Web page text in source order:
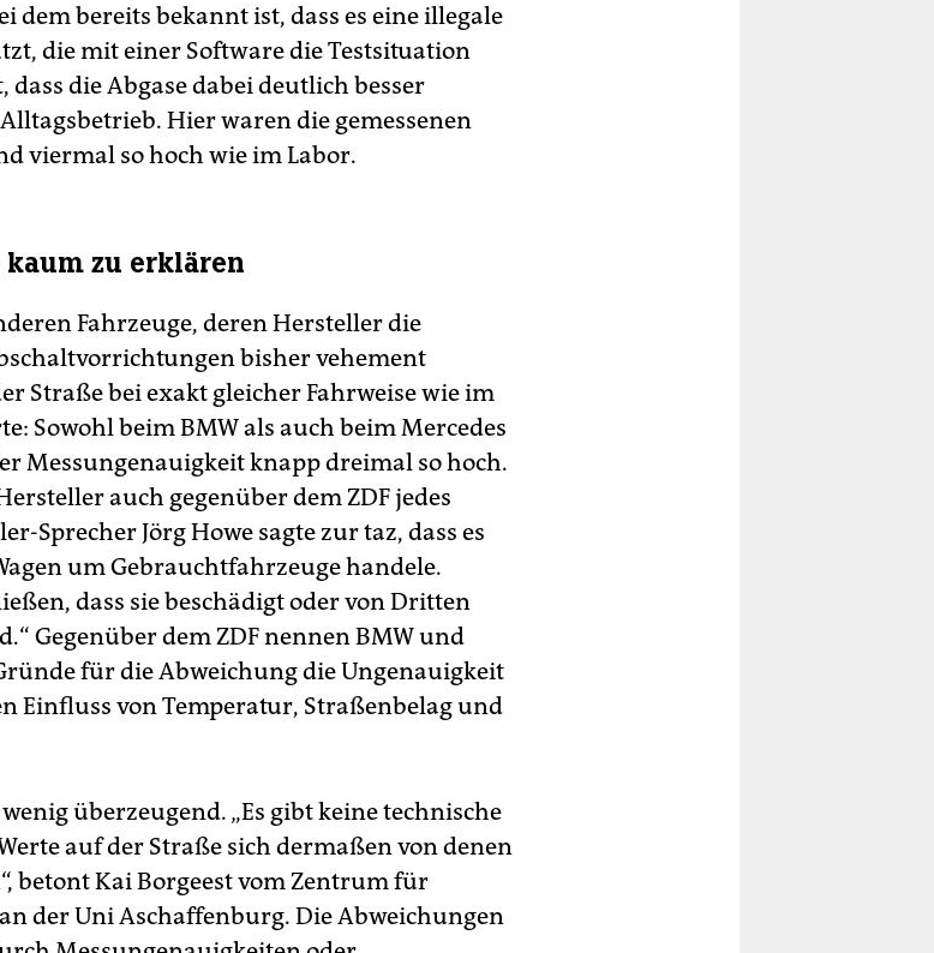
dem bereits bekannt ist, dass es eine illegale
die mit einer Software die Testsituation
die Abgase dabei deutlich besser
Hier waren die gemessenen
viermal so hoch wie im Labor.
zu erklären
Fahrzeuge, deren Hersteller die
bisher vehement
Straße bei exakt gleicher Fahrweise wie im
Sowohl beim BMW als auch beim Mercedes
Messungenauigkeit knapp dreimal so hoch.
auch gegenüber dem ZDF jedes
Sprecher Jörg Howe sagte zur taz, dass es
um Gebrauchtfahrzeuge handele.
dass sie beschädigt oder von Dritten
Gegenüber dem ZDF nennen BMW und
für die Abweichung die Ungenauigkeit
Einfluss von Temperatur, Straßenbelag und
überzeugend. „Es gibt keine technische
auf der Straße sich dermaßen von denen
betont Kai Borgeest vom Zentrum für
der Uni Aschaffenburg. Die Abweichungen